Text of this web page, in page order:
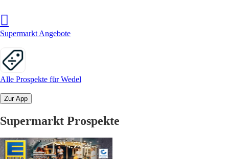
Supermarkt Angebote
Alle Prospekte für Wedel
Zur App
Supermarkt Prospekte